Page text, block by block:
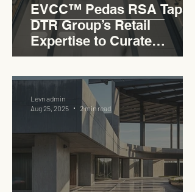
EVCC™ Pedas RSA Taps
DTR Group’s Retail
Expertise to Curate
Malaysia’s Expressway
Lifestyle Hub
Levn admin
Aug 25, 2025
2 min read